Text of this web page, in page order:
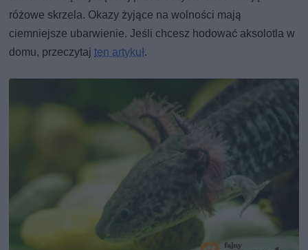
różowe skrzela. Okazy żyjące na wolności mają
ciemniejsze ubarwienie. Jeśli chcesz hodować aksolotla w
domu, przeczytajten artykuł.